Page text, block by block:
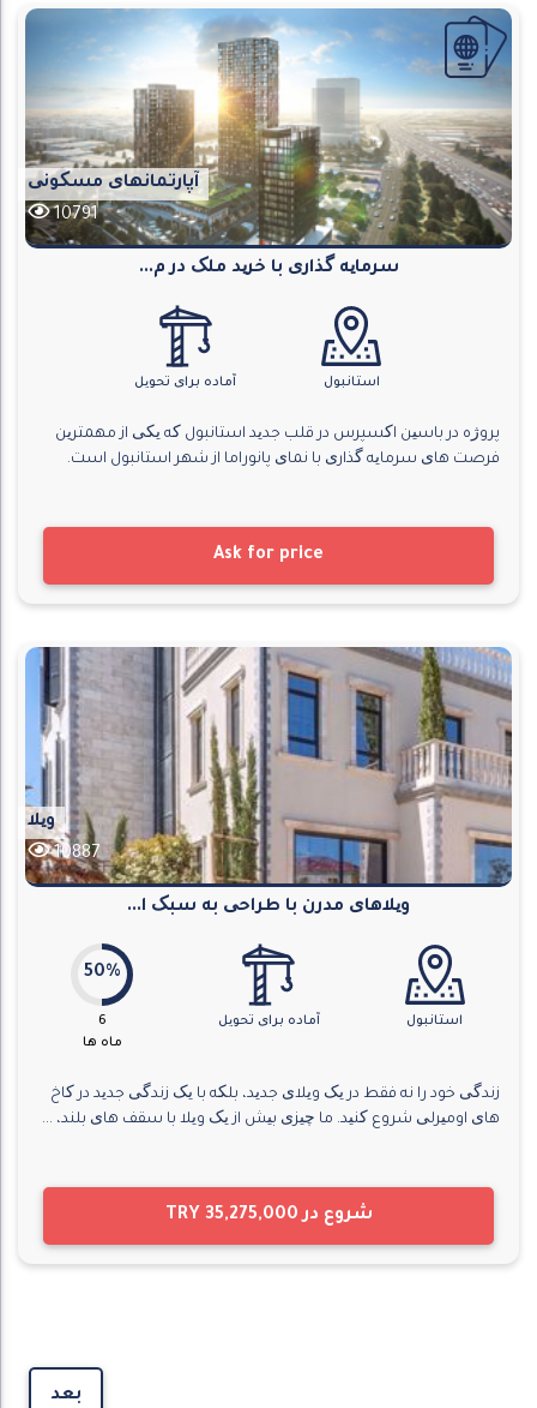
آپارتمانهای مسکونی
10791
سرمایه گذاری با خرید ملک در م...
استانبول آماده برای تحویل
پروژه در باسین اکسپرس در قلب جدید استانبول که یکی از مهمترین
فرصت های سرمایه گذاری با نمای پانوراما از شهر استانبول است.
Ask for price
ویلا
10887
ویلاهای مدرن با طراحی به سبک ا...
استانبول آماده برای تحویل
50%
6
ماه ها
زندگی خود را نه فقط در یک ویلای جدید، بلکه با یک زندگی جدید در کاخ
های اومیرلی شروع کنید. ما چیزی بیش از یک ویلا با سقف های بلند، ...
شروع در TRY 35,275,000
بعد